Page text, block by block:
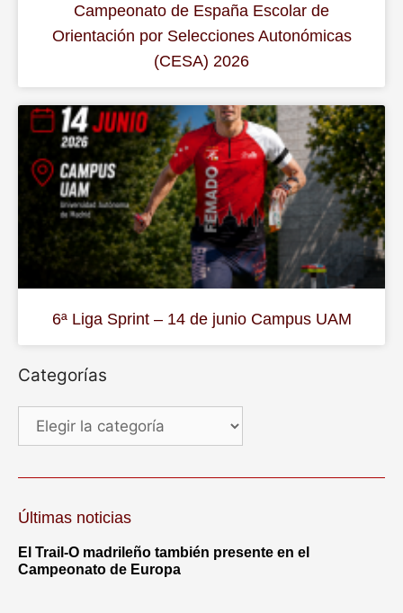
Campeonato de España Escolar de
Orientación por Selecciones Autonómicas
(CESA) 2026
6ª Liga Sprint – 14 de junio Campus UAM
Categorías
Últimas noticias
El Trail-O madrileño también presente en el
Campeonato de Europa